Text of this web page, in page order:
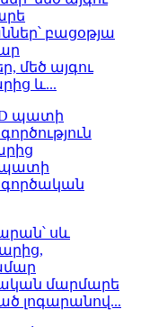
մեծ այգու
և...
պատի
մարմարե
լոգարանով...